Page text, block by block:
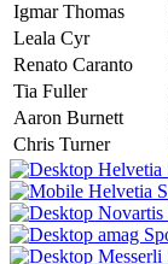
Igmar Thomas
Leala Cyr
Renato Caranto
Tia Fuller
Aaron Burnett
Chris Turner